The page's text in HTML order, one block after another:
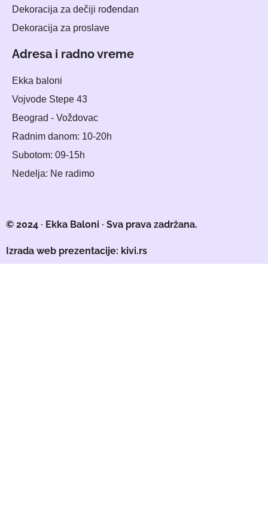
Dekoracija za dečiji rođendan
Dekoracija za proslave
Adresa i radno vreme
Ekka baloni
Vojvode Stepe 43
Beograd - Voždovac
Radnim danom: 10-20h
Subotom: 09-15h
Nedelja: Ne radimo
© 2024 · Ekka Baloni · Sva prava zadržana.
Izrada web prezentacije: kivi.rs